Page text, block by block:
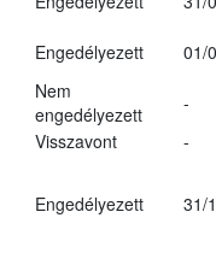
Engedélyezett 01/
Nem
engedélyezett
-
Visszavont
-
Engedélyezett 31/